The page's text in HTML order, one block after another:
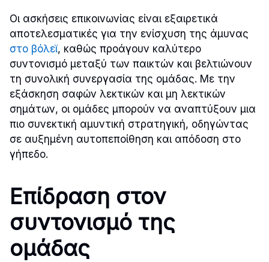
Οι ασκήσεις επικοινωνίας είναι εξαιρετικά
αποτελεσματικές για την ενίσχυση της άμυνας
στο βόλεϊ, καθώς προάγουν καλύτερο
συντονισμό μεταξύ των παικτών και βελτιώνουν
τη συνολική συνεργασία της ομάδας. Με την
εξάσκηση σαφών λεκτικών και μη λεκτικών
σημάτων, οι ομάδες μπορούν να αναπτύξουν μια
πιο συνεκτική αμυντική στρατηγική, οδηγώντας
σε αυξημένη αυτοπεποίθηση και απόδοση στο
γήπεδο.
Επίδραση στον
συντονισμό της
ομάδας